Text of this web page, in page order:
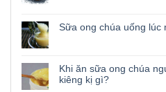
Sữa ong chúa uống lúc
Khi ăn sữa ong chúa
kiêng kị gì?